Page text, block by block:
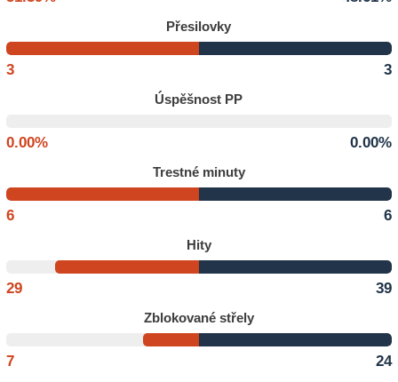
Přesilovky
3 3
Úspěšnost PP
0.00% 0.00%
Trestné minuty
6 6
Hity
29 39
Zblokované střely
7 24